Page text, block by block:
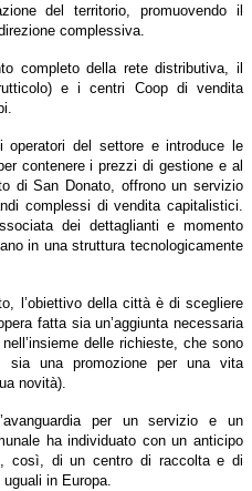
del territorio, promuovendo il
complessiva.
completo della rete distributiva, il
e i centri Coop di vendita
operatori del settore e introduce le
contenere i prezzi di gestione e al
di San Donato, offrono un servizio
complessi di vendita capitalistici.
dei dettaglianti e momento
in una struttura tecnologicamente
l’obiettivo della città è di scegliere
fatta sia un’aggiunta necessaria
delle richieste, che sono
una promozione per una vita
novità).
per un servizio e un
ha individuato con un anticipo
così, di un centro di raccolta e di
in Europa.